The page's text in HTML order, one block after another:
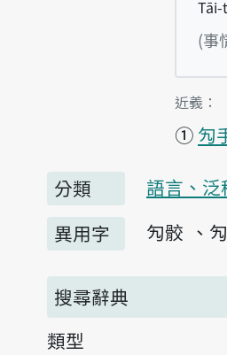
(事
第1項釋
近義：
① 勼
分類
語言、
異用字
勼骹
搜尋辭典
類型